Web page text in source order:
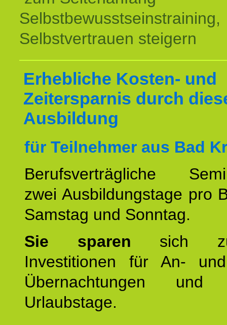
Selbstbewusstseinstraining,
Selbstvertrauen steigern
Erhebliche Kosten- und
Zeitersparnis durch
Ausbildung
für Teilnehmer aus Bad
Berufsverträgliche
zwei Ausbildungstage pro
Samstag und Sonntag.
Sie sparen sich
Investitionen für An-
Übernachtungen und
Urlaubstage.